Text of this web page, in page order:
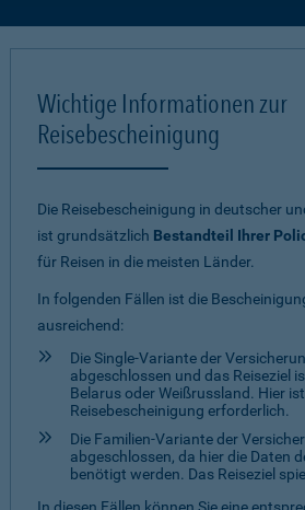
Wichtige Informationen zur
Reisebescheinigung
Die Reisebescheinigung in deutscher
ist grundsätzlich Bestandteil Ihrer
für Reisen in die meisten Länder.
In folgenden Fällen ist die
ausreichend:
Die Single-Variante der
abgeschlossen und das Reiseziel
Belarus oder Weißrussland. Hier
Reisebescheinigung erforderlich.
Die Familien-Variante der
abgeschlossen, da hier die Daten
benötigt werden. Das Reiseziel